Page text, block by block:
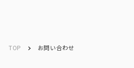
TOP お問い合わせ